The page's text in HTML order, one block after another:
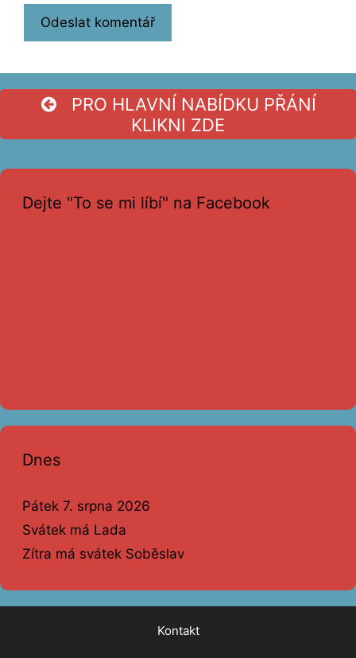
PRO HLAVNÍ NABÍDKU PŘÁNÍ
KLIKNI ZDE
Dejte "To se mi líbí" na Facebook
Dnes
Pátek 7. srpna 2026
Svátek má Lada
Zítra má svátek Soběslav
Kontakt